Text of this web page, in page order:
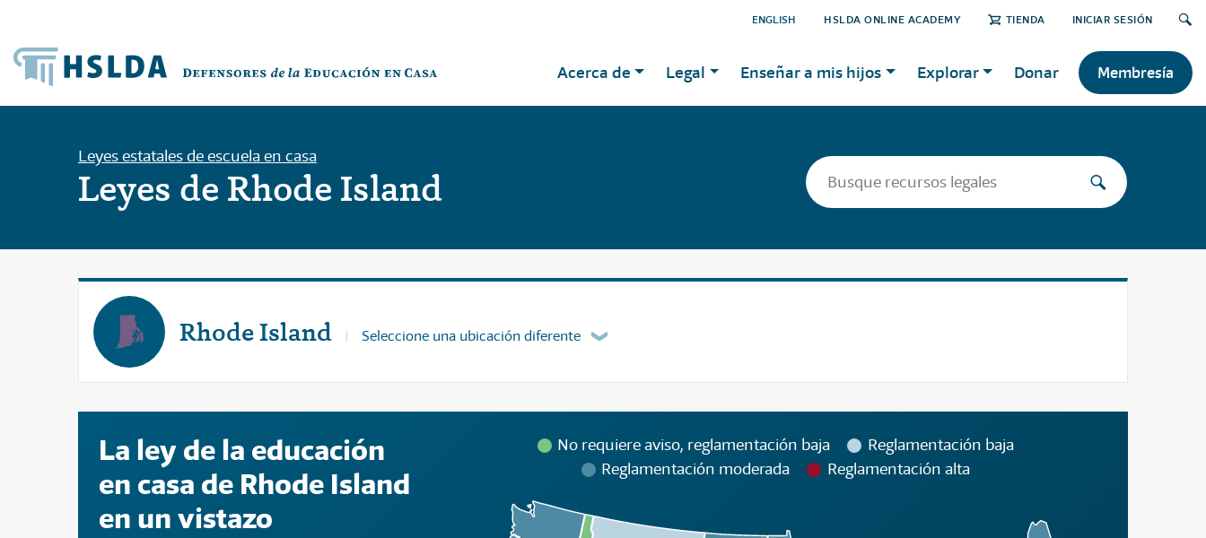
HSLDA ONLINE ACADEMY TIENDA INICIAR SESIÓN
ENGLISH
Acerca de Legal Enseñar a mis hijos Explorar Donar Membresía
Leyes estatales de escuela en casa
Leyes de Rhode Island
Rhode Island Seleccione una ubicación diferente
La ley de la educación
en casa de Rhode Island
en un vistazo
No requiere aviso, reglamentación baja
Reglamentación baja
Reglamentación moderada
Reglamentación alta